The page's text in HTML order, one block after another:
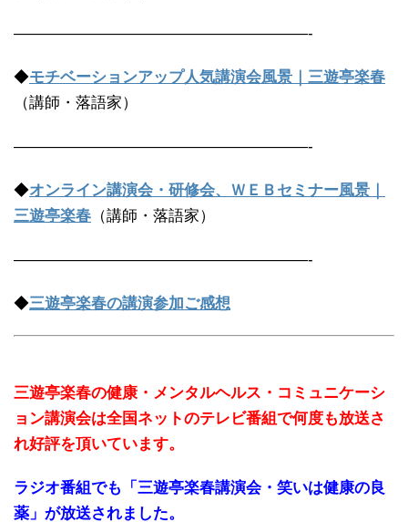
———————————————————-
◆モチベーションアップ人気講演会風景｜三遊亭楽春
（講師・落語家）
———————————————————-
◆オンライン講演会・研修会、ＷＥＢセミナー風景｜
三遊亭楽春 （講師・落語家）
———————————————————-
◆三遊亭楽春の講演参加ご感想
三遊亭楽春の健康・メンタルヘルス・コミュニケーシ
ョン講演会は全国ネットのテレビ番組で何度も放送さ
れ好評を頂いています。
ラジオ番組でも「三遊亭楽春講演会・笑いは健康の良
薬」が放送されました。